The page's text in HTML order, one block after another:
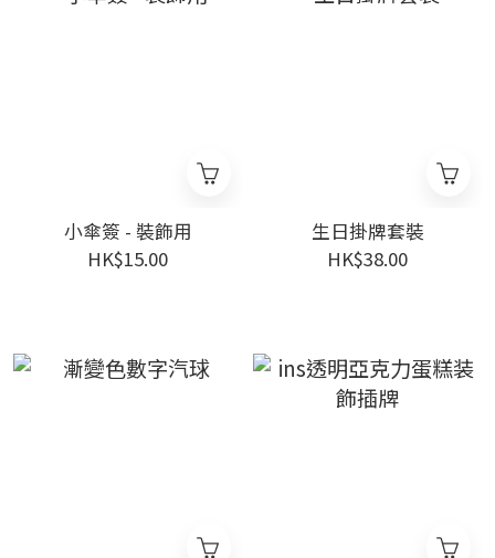
小傘簽 - 裝飾用
HK$15.00
生日掛牌套裝
HK$38.00